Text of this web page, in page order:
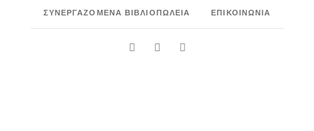
ΣΥΝΕΡΓΑΖΌΜΕΝΑ ΒΙΒΛΙΟΠΩΛΕΊΑ
ΕΠΙΚΟΙΝΩΝΊΑ